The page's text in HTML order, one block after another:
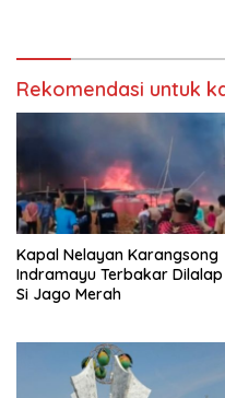
Rekomendasi untuk
Kapal Nelayan Karangsong
Indramayu Terbakar Dilalap
Si Jago Merah